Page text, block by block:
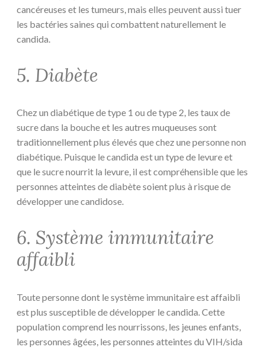
cancéreuses et les tumeurs, mais elles peuvent aussi tuer
les bactéries saines qui combattent naturellement le
candida.
5. Diabète
Chez un diabétique de type 1 ou de type 2, les taux de
sucre dans la bouche et les autres muqueuses sont
traditionnellement plus élevés que chez une personne non
diabétique. Puisque le candida est un type de levure et
que le sucre nourrit la levure, il est compréhensible que les
personnes atteintes de diabète soient plus à risque de
développer une candidose.
6. Système immunitaire
affaibli
Toute personne dont le système immunitaire est affaibli
est plus susceptible de développer le candida. Cette
population comprend les nourrissons, les jeunes enfants,
les personnes âgées, les personnes atteintes du VIH/sida